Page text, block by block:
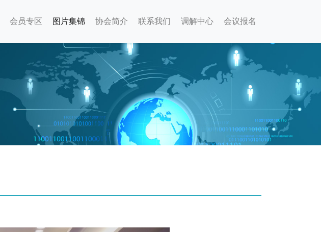
会员专区 图片集锦 协会简介 联系我们 调解中心 会议报名